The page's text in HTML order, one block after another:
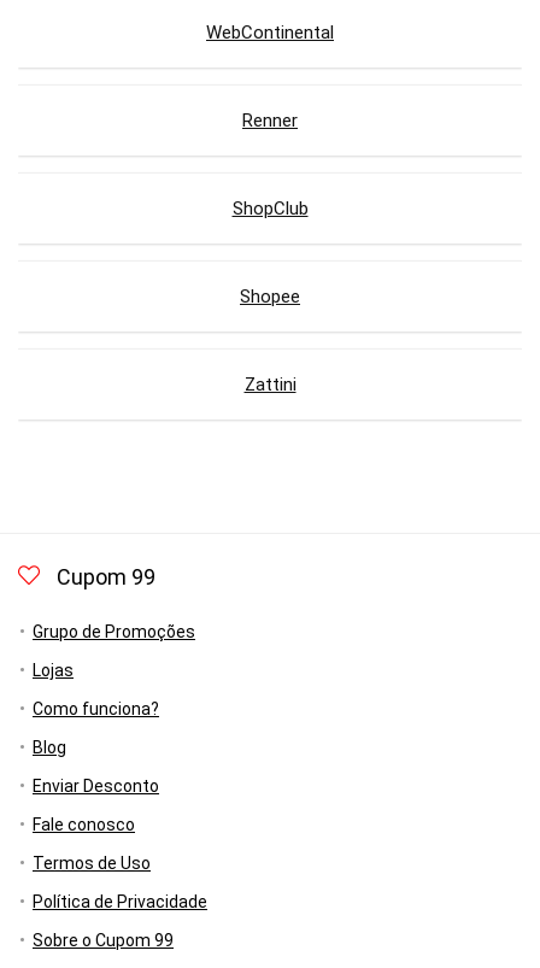
WebContinental
Renner
ShopClub
Shopee
Zattini
Cupom 99
Grupo de Promoções
Lojas
Como funciona?
Blog
Enviar Desconto
Fale conosco
Termos de Uso
Política de Privacidade
Sobre o Cupom 99